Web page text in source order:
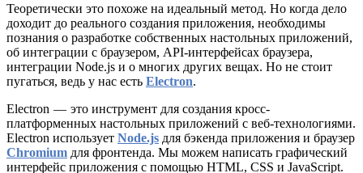
Теоретически это похоже на идеальный метод. Но когда дело
доходит до реального создания приложения, необходимы
познания о разработке собственных настольных приложений,
об интеграции с браузером, API-интерфейсах браузера,
интеграции Node.js и о многих других вещах. Но не стоит
пугаться, ведь у нас есть Electron.
Electron — это инструмент для создания кросс-
платформенных настольных приложений с веб-технологиями.
Electron использует Node.js для бэкенда приложения и браузер
Chromium для фронтенда. Мы можем написать графический
интерфейс приложения с помощью HTML, CSS и JavaScript.